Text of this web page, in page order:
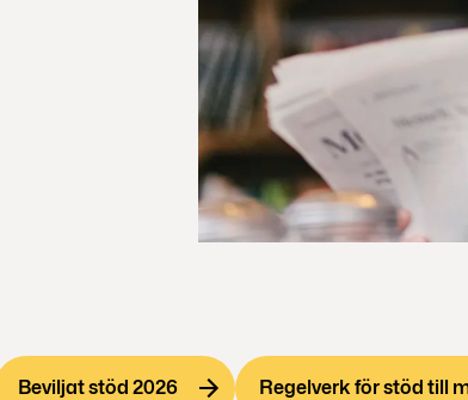
Beviljat stöd 2026 Regelverk för stöd till